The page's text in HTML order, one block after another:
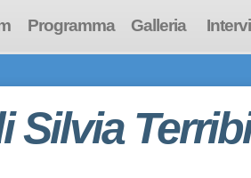
Programma Galleria
Silvia